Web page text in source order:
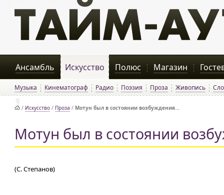
Ансамбль Искусство Полюс Магазин
Музыка Кинематограф Радио Поэзия Проза Живопись
/ Искусство / Проза / Мотун был в состоянии возбуждения...
Мотун был в состоянии
(С. Степанов)